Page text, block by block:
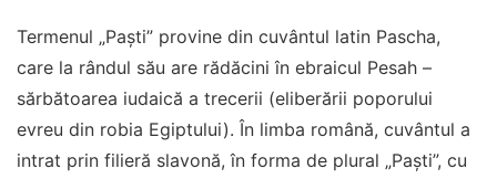
Termenul „Paști” provine din cuvântul latin Pascha,
care la rândul său are rădăcini în ebraicul Pesah –
sărbătoarea iudaică a trecerii (eliberării poporului
evreu din robia Egiptului). În limba română, cuvântul a
intrat prin filieră slavonă, în forma de plural „Paști”, cu